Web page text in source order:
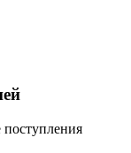
поступления